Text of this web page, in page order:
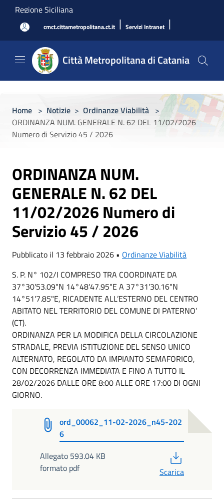
Salta al contenuto principale
Regione Siciliana
cmct.cittametropolitana.ct.it | Servizi Intranet |
Città Metropolitana di Catania
Home > Notizie > Ordinanze Viabilità >
ORDINANZA NUM. GENERALE N. 62 DEL 11/02/2026
Numero di Servizio 45 / 2026
ORDINANZA NUM.
GENERALE N. 62 DEL
11/02/2026 Numero di
Servizio 45 / 2026
Pubblicato il 13 febbraio 2026 • Ordinanze Viabilità
S. P. N° 102/I COMPRESO TRA COORDINATE DA
37°30'53.09"N 14°48'47.95"E A 37°31'30.16"N
14°51'7.85"E, RICADENTE ALL’ESTERNO DEL CENTRO
ABITATO NEL TERRITORIO DEL COMUNE DI PATERNO’
(CT).
ORDINANZA PER LA MODIFICA DELLA CIRCOLAZIONE
STRADALE, PREVIA ISTITUZIONE DEL SENSO UNICO
ALTERNATO, REGOLATO DA IMPIANTO SEMAFORICO,
CON DECORRENZA IMMEDIATA E FINO A TUTTO IL
28/02/2026 DALLE ORE 8:00 ALLE ORE 17:00 DI OGNI
GIORNO.
ord_00062_11-02-2026_n45-202
6
Allegato 593.04 KB
formato pdf
Scarica